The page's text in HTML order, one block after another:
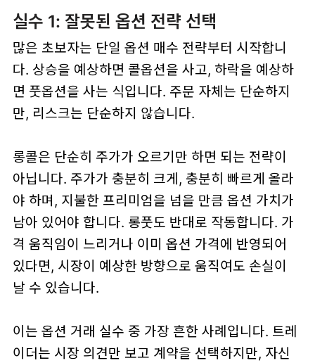
실수 1: 잘못된 옵션 전략 선택
많은 초보자는 단일 옵션 매수 전략부터 시작합니
다. 상승을 예상하면 콜옵션을 사고, 하락을 예상하
면 풋옵션을 사는 식입니다. 주문 자체는 단순하지
만, 리스크는 단순하지 않습니다.
롱콜은 단순히 주가가 오르기만 하면 되는 전략이
아닙니다. 주가가 충분히 크게, 충분히 빠르게 올라
야 하며, 지불한 프리미엄을 넘을 만큼 옵션 가치가
남아 있어야 합니다. 롱풋도 반대로 작동합니다. 가
격 움직임이 느리거나 이미 옵션 가격에 반영되어
있다면, 시장이 예상한 방향으로 움직여도 손실이
날 수 있습니다.
이는 옵션 거래 실수 중 가장 흔한 사례입니다. 트레
이더는 시장 의견만 보고 계약을 선택하지만, 자신